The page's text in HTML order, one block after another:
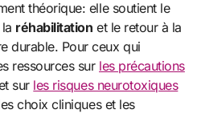
théorique: elle soutient le
réhabilitation et le retour à la
durable. Pour ceux qui
ressources sur les précautions
sur les risques neurotoxiques
choix cliniques et les